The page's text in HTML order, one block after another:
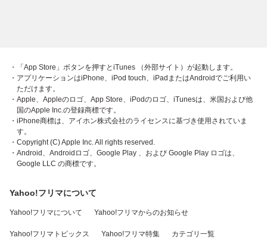
・「App Store」ボタンを押すとiTunes （外部サイト）が起動します。
・アプリケーションはiPhone、iPod touch、iPadまたはAndroidでご利用い
ただけます。
・Apple、Appleのロゴ、App Store、iPodのロゴ、iTunesは、米国および他
国のApple Inc.の登録商標です。
・iPhone商標は、アイホン株式会社のライセンスに基づき使用されていま
す。
・Copyright (C) Apple Inc. All rights reserved.
・Android、Androidロゴ、Google Play 、および Google Play ロゴは、
Google LLC の商標です。
Yahoo!フリマについて
Yahoo!フリマについて Yahoo!フリマからのお知らせ
Yahoo!フリマトピックス Yahoo!フリマ特集 カテゴリ一覧